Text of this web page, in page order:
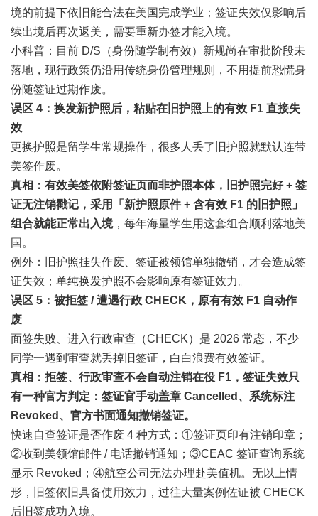
境的前提下依旧能合法在美国完成学业；签证失效仅影响后
续出境后再次返美，需要重新办签才能入境。
小科普：目前 D/S（身份随学制有效）新规尚在审批阶段未
落地，现行政策仍沿用传统身份管理规则，不用提前恐慌身
份随签证过期作废。
误区 4：换发新护照后，粘贴在旧护照上的有效 F1 直接失
效
更换护照是留学生常规操作，很多人丢了旧护照就默认连带
美签作废。
真相：有效美签依附签证页而非护照本体，旧护照完好 + 签
证无注销戳记，采用「新护照原件 + 含有效 F1 的旧护照」
组合就能正常出入境，每年海量学生用这套组合顺利落地美
国。
例外：旧护照挂失作废、签证被领馆单独撤销，才会造成签
证失效；单纯换发护照不会影响原有签证效力。
误区 5：被拒签 / 遭遇行政 CHECK，原有有效 F1 自动作
废
面签失败、进入行政审查（CHECK）是 2026 常态，不少
同学一遇到审查就丢掉旧签证，白白浪费有效签证。
真相：拒签、行政审查不会自动注销在役 F1，签证失效只
有一种官方判定：签证官手动盖章 Cancelled、系统标注
Revoked、官方书面通知撤销签证。
快速自查签证是否作废 4 种方式：①签证页印有注销印章；
②收到美领馆邮件 / 电话撤销通知；③CEAC 签证查询系统
显示 Revoked；④航空公司无法办理赴美值机。无以上情
形，旧签依旧具备使用效力，过往大量案例佐证被 CHECK
后旧签成功入境。